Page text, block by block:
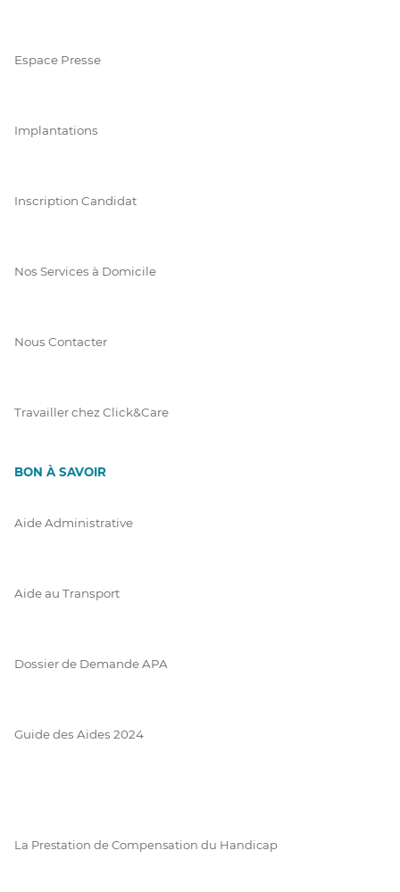
Espace Presse
Implantations
Inscription Candidat
Nos Services à Domicile
Nous Contacter
Travailler chez Click&Care
BON À SAVOIR
Aide Administrative
Aide au Transport
Dossier de Demande APA
Guide des Aides 2024
La Prestation de Compensation du Handicap